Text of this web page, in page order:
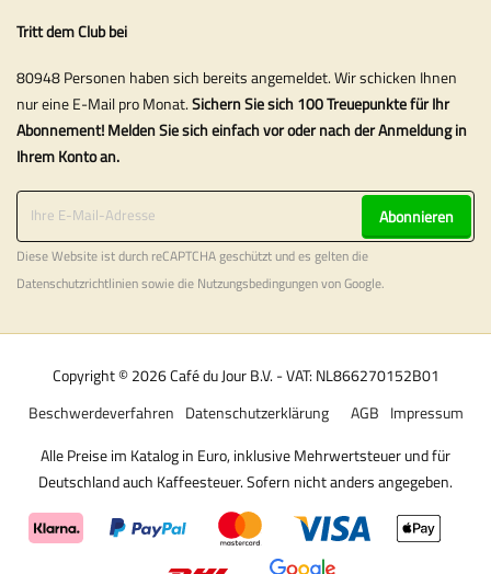
Tritt dem Club bei
80948 Personen haben sich bereits angemeldet. Wir schicken Ihnen
nur eine E-Mail pro Monat.Sichern Sie sich 100 Treuepunkte für Ihr
Abonnement! Melden Sie sich einfach vor oder nach der Anmeldung in
Ihrem Konto an.
Abonnieren
Diese Website ist durch reCAPTCHA geschützt und es gelten die
Datenschutzrichtliniensowie die Nutzungsbedingungenvon Google.
Copyright © 2026 Café du Jour B.V. - VAT: NL866270152B01
Impressum
AGB
Datenschutzerklärung
Beschwerdeverfahren
Alle Preise im Katalog in Euro, inklusive Mehrwertsteuer und für
Deutschland auch Kaffeesteuer. Sofern nicht anders angegeben.